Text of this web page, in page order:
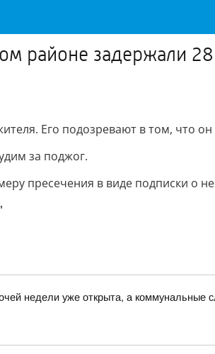
районе задержали
Его подозревают в том,
за поджог.
пресечения в виде подписки о
недели уже открыта, а коммунальные